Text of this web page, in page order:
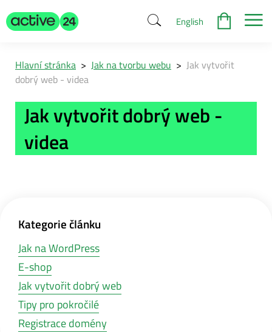
English
Hlavní stránka > Jak na tvorbu webu > Jak vytvořit
dobrý web - videa
Jak vytvořit dobrý web -
videa
Kategorie článku
Jak na WordPress
E-shop
Jak vytvořit dobrý web
Tipy pro pokročilé
Registrace domény